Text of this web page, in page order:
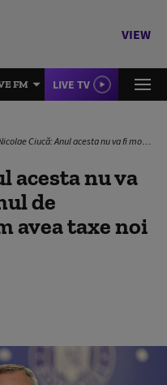
VIEW
FM LIVE TV
Ciucă: Anul acesta nu va fi modificat sistemul de impozitare, nu vom avea taxe noi
acesta nu va
de
avea taxe noi